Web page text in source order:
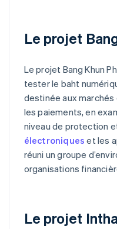
Le projet
Le projet Bang Khun
tester le baht
destinée aux
les paiements, en
niveau de protection
électroniques et les
réuni un groupe
organisations
Le projet